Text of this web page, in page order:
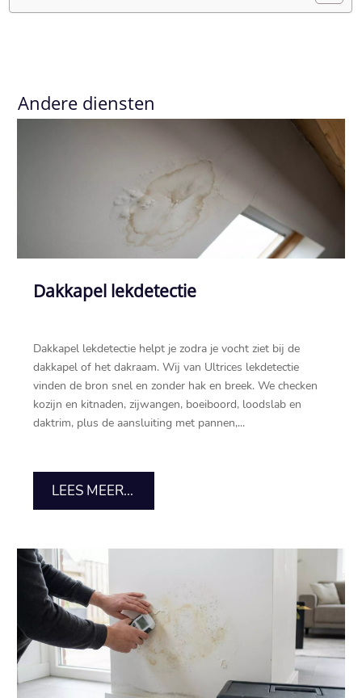
Andere diensten
Dakkapel lekdetectie
Dakkapel lekdetectie helpt je zodra je vocht ziet bij de
dakkapel of het dakraam.​ Wij van Ultrices lekdetectie
vinden de bron snel en zonder hak en breek.​ We checken
kozijn en kitnaden, zijwangen, boeiboord, loodslab en
daktrim, plus de aansluiting met pannen,...
LEES MEER...